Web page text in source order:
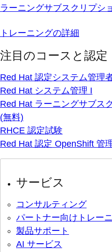
ラーニングサブスクリプシ
トレーニングの詳細
注目のコースと認定
Red Hat 認定システム管理
Red Hat システム管理 I
Red Hat ラーニングサブス
(無料)
RHCE 認定試験
Red Hat 認定 OpenShift 管
サービス
コンサルティング
パートナー向けトレー
製品サポート
AI サービス